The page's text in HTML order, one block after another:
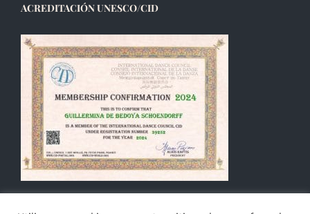
ACREDITACIÓN UNESCO/CID